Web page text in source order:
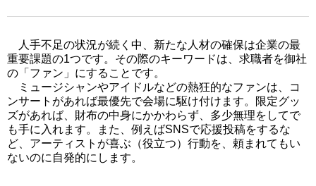
人手不足の状況が続く中、新たな人材の確保は企業の最
重要課題の1つです。その際のキーワードは、求職者を御社
の「ファン」にすることです。
ミュージシャンやアイドルなどの熱狂的なファンは、コ
ンサートがあれば最優先で会場に駆け付けます。限定グッ
ズがあれば、財布の中身にかかわらず、多少無理をしてで
も手に入れます。また、例えばSNSで応援投稿をするな
ど、アーティストが喜ぶ（役立つ）行動を、頼まれてもい
ないのに自発的にします。